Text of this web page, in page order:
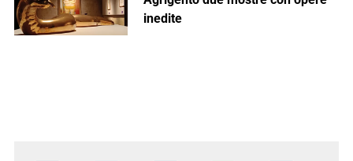
inedite